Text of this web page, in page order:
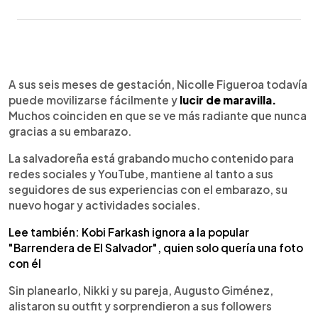
► Escuchar artículo
A sus seis meses de gestación, Nicolle Figueroa todavía
puede movilizarse fácilmente y lucir de maravilla.
Muchos coinciden en que se ve más radiante que nunca
gracias a su embarazo.
La salvadoreña está grabando mucho contenido para
redes sociales y YouTube, mantiene al tanto a sus
seguidores de sus experiencias con el embarazo, su
nuevo hogar y actividades sociales.
Lee también: Kobi Farkash ignora a la popular
"Barrendera de El Salvador", quien solo quería una foto
con él
Sin planearlo, Nikki y su pareja, Augusto Giménez,
alistaron su outfit y sorprendieron a sus followers